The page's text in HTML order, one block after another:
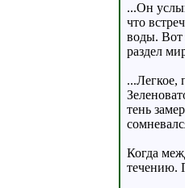
...Он
что
воды. Вот
раздел
...Легкое,
тень
Когда
течению.